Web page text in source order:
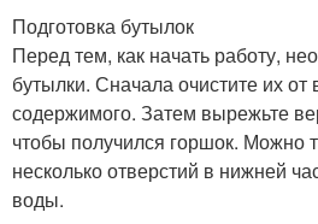
Подготовка бутылок
Перед тем, как начать работу,
бутылки. Сначала очистите их от
содержимого. Затем вырежьте
чтобы получился горшок. Можно
несколько отверстий в нижней
воды.